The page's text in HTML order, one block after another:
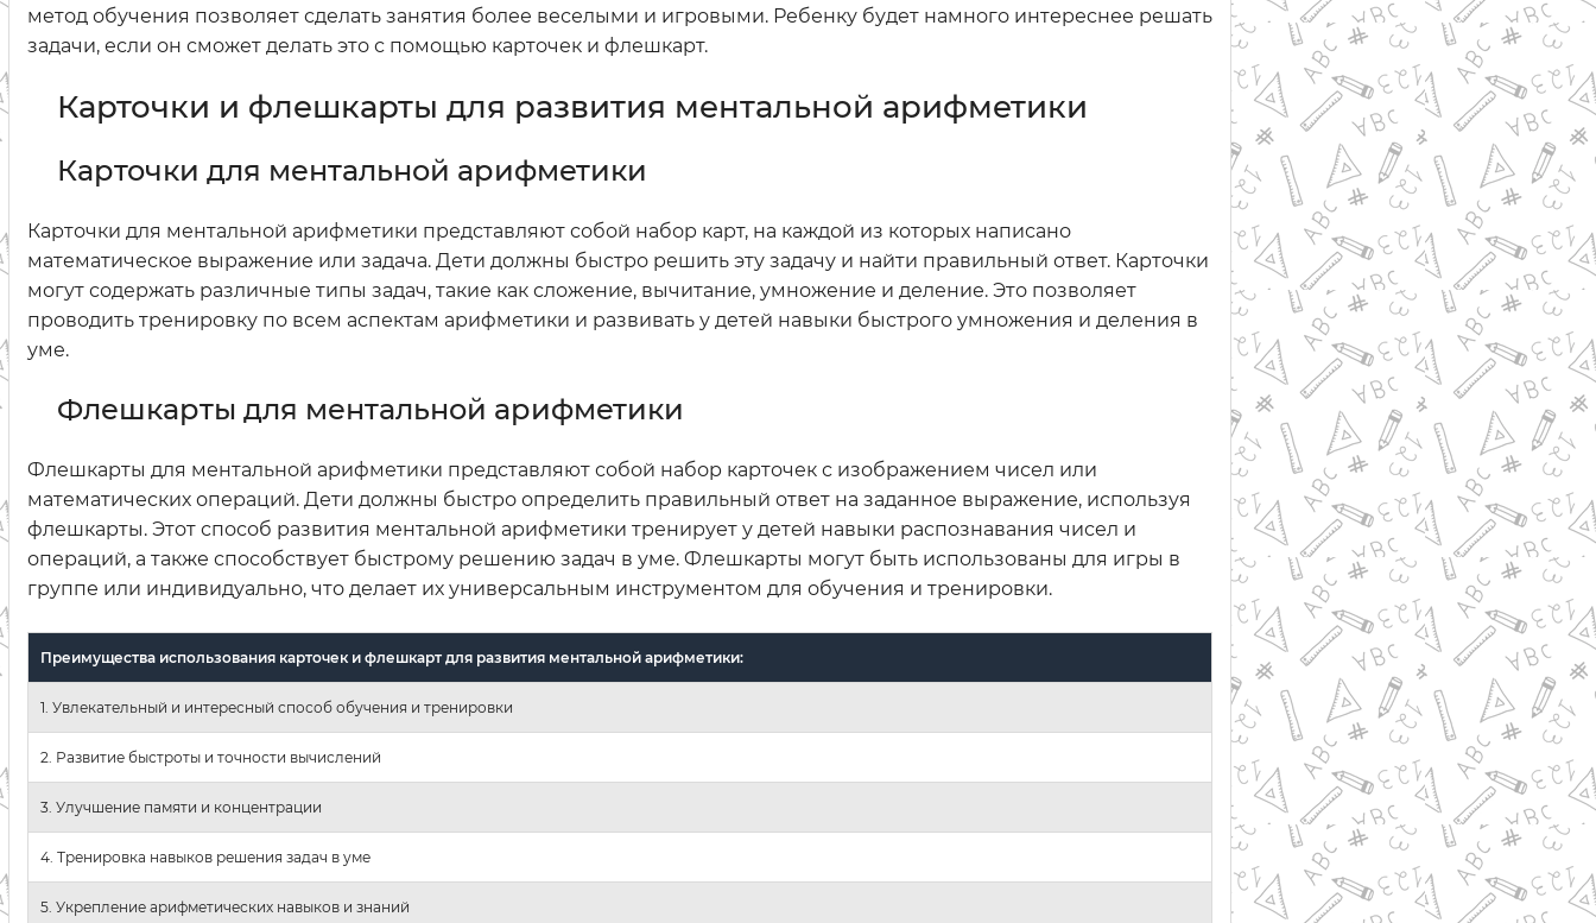
метод обучения позволяет сделать занятия более веселыми и игровыми. Ребенку будет намного интереснее решать
задачи, если он сможет делать это с помощью карточек и флешкарт.
Карточки и флешкарты для развития ментальной арифметики
Карточки для ментальной арифметики
Карточки для ментальной арифметики представляют собой набор карт, на каждой из которых написано
математическое выражение или задача. Дети должны быстро решить эту задачу и найти правильный ответ. Карточки
могут содержать различные типы задач, такие как сложение, вычитание, умножение и деление. Это позволяет
проводить тренировку по всем аспектам арифметики и развивать у детей навыки быстрого умножения и деления в
уме.
Флешкарты для ментальной арифметики
Флешкарты для ментальной арифметики представляют собой набор карточек с изображением чисел или
математических операций. Дети должны быстро определить правильный ответ на заданное выражение, используя
флешкарты. Этот способ развития ментальной арифметики тренирует у детей навыки распознавания чисел и
операций, а также способствует быстрому решению задач в уме. Флешкарты могут быть использованы для игры в
группе или индивидуально, что делает их универсальным инструментом для обучения и тренировки.
Преимущества использования карточек и флешкарт для развития ментальной арифметики:
1. Увлекательный и интересный способ обучения и тренировки
2. Развитие быстроты и точности вычислений
3. Улучшение памяти и концентрации
4. Тренировка навыков решения задач в уме
5. Укрепление арифметических навыков и знаний